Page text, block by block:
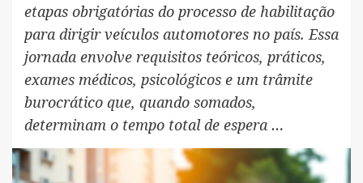
etapas obrigatórias do processo de habilitação
para dirigir veículos automotores no país. Essa
jornada envolve requisitos teóricos, práticos,
exames médicos, psicológicos e um trâmite
burocrático que, quando somados,
determinam o tempo total de espera …